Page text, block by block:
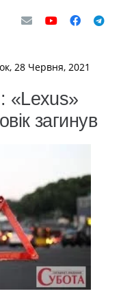
28 Червня, 2021
«Lexus»
загинув